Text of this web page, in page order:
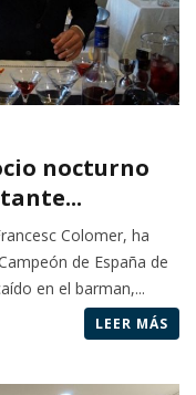
nocturno
Colomer, ha
de España de
en el barman,...
LEER MÁS